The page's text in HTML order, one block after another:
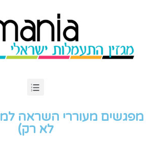
מפגשים מעוררי השראה
לא רק)